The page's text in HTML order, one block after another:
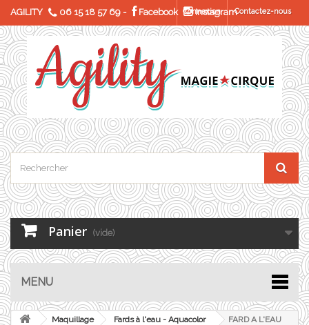
AGILITY 06 15 18 57 69 - Facebook InstagramContactez-nous
Connexion
Panier (vide)
MENU
Maquillage Fards à l'eau - Aquacolor
FARD A L'EAU